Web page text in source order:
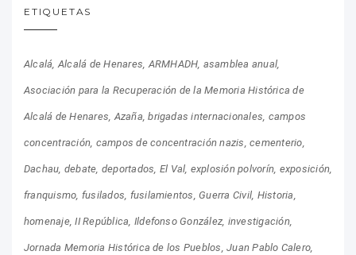
ETIQUETAS
Alcalá Alcalá de Henares ARMHADH asamblea anual
Asociación para la Recuperación de la Memoria Histórica de
Alcalá de Henares Azaña brigadas internacionales campos
concentración campos de concentración nazis cementerio
Dachau debate deportados El Val explosión polvorín exposición
franquismo fusilados fusilamientos Guerra Civil Historia
homenaje II República Ildefonso González investigación
Jornada Memoria Histórica de los Pueblos Juan Pablo Calero